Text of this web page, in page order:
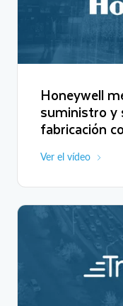
サービスとしてプロパ
すけど、これは高速道
れていてプロパイロ
走ってくれることによ
かに利活用できるので
最初のうちは自分のデ
くかというところから
のデータ、隣のファン
きました。もともと私
ドユーザーに提供する
ていて、それがそのフ
でデータとAIとUIのア
ろは一つワクワクのポ
Snowflakeのことを我
360度で網羅的にクル
Honeywell
suministro y
fabricación
Ver el vídeo